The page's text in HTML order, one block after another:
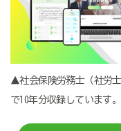
▲社会保険労務士（社労
で10年分収録しています。